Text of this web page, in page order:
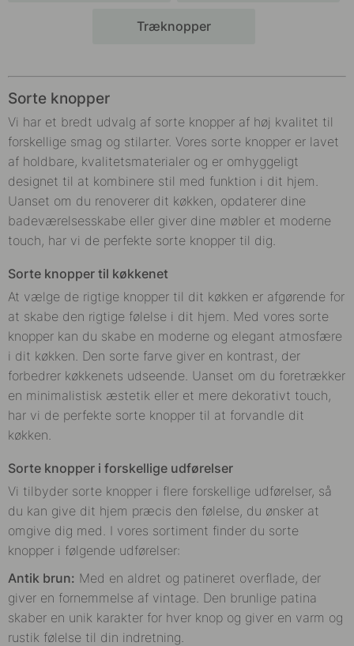
Træknopper
Sorte knopper
Vi har et bredt udvalg af sorte knopper af høj kvalitet til
forskellige smag og stilarter. Vores sorte knopper er lavet
af holdbare, kvalitetsmaterialer og er omhyggeligt
designet til at kombinere stil med funktion i dit hjem.
Uanset om du renoverer dit køkken, opdaterer dine
badeværelsesskabe eller giver dine møbler et moderne
touch, har vi de perfekte sorte knopper til dig.
Sorte knopper til køkkenet
At vælge de rigtige knopper til dit køkken er afgørende for
at skabe den rigtige følelse i dit hjem. Med vores sorte
knopper kan du skabe en moderne og elegant atmosfære
i dit køkken. Den sorte farve giver en kontrast, der
forbedrer køkkenets udseende. Uanset om du foretrækker
en minimalistisk æstetik eller et mere dekorativt touch,
har vi de perfekte sorte knopper til at forvandle dit
køkken.
Sorte knopper i forskellige udførelser
Vi tilbyder sorte knopper i flere forskellige udførelser, så
du kan give dit hjem præcis den følelse, du ønsker at
omgive dig med. I vores sortiment finder du sorte
knopper i følgende udførelser:
Antik brun: Med en aldret og patineret overflade, der
giver en fornemmelse af vintage. Den brunlige patina
skaber en unik karakter for hver knop og giver en varm og
rustik følelse til din indretning.